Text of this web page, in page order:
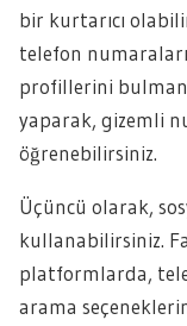
bir kurtarıcı
telefon
profillerini
yaparak, gizemli
öğrenebilirsiniz.
Üçüncü olarak,
kullanabilirsiniz.
platformlarda,
arama